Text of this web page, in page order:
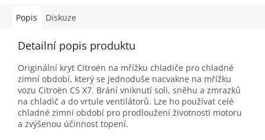
Popis Diskuze
Detailní popis produktu
Originální kryt Citroën na mřížku chladiče pro chladné
zimní období, který se jednoduše nacvakne na mřížku
vozu Citroën C5 X7. Brání vniknutí soli, sněhu a zmrazků
na chladič a do vrtule ventilátorů. Lze ho používat celé
chladné zimní období pro prodloužení životnosti motoru
a zvýšenou účinnost topení.